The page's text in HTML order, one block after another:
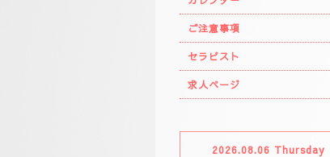
ご注意事項
セラピスト
求人ページ
2026.08.06 Thursday